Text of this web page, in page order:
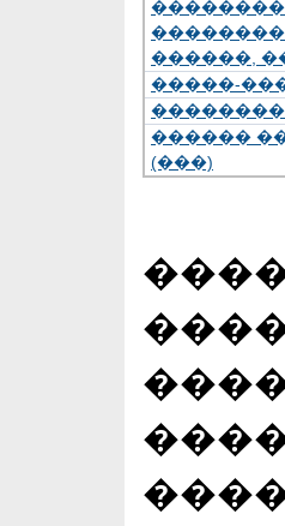
������,
�����-
������
(���)